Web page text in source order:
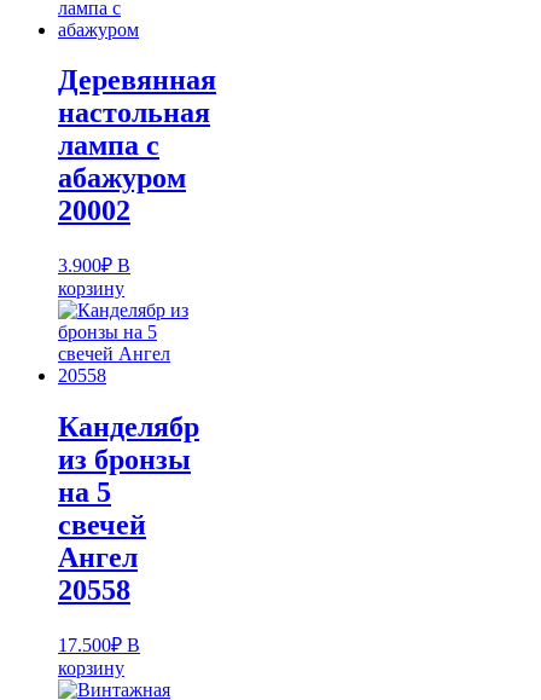
Деревянная
настольная
лампа с
абажуром
20002
3.900₽ В
корзину
Канделябр
из бронзы
на 5
свечей
Ангел
20558
17.500₽ В
корзину